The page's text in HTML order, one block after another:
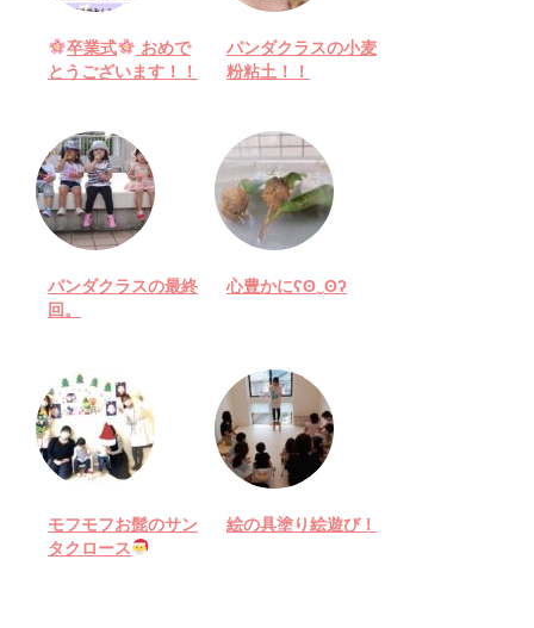
卒業式
おめで
とうございます！！
パンダクラスの小麦
粉粘土！！
パンダクラスの最終
回。
心豊かにʕʘ‿ʘʔ
モフモフお髭のサン
タクロース
絵の具塗り絵遊び！